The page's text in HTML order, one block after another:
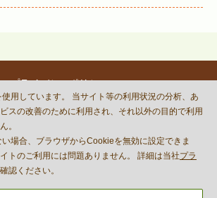
プライバシーポリシー
BASE Co.,Ltd.
and Terms of Serviceapply.
用しています。 当サイト等の利用状況の分析、あ
スの改善のために利用され、それ以外の目的で利用
。
場合、ブラウザからCookieを無効に設定できま
トのご利用には問題ありません。 詳細は当社プラ
認ください。